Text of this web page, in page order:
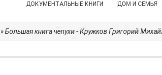
ДОКУМЕНТАЛЬНЫЕ КНИГИ
ДОМ И СЕМЬЯ
» Большая книга чепухи - Кружков Григорий